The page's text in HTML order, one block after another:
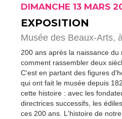
DIMANCHE 13 MARS
EXPOSITION
Musée des Beaux-Arts,
200 ans après la naissance du
comment rassembler deux
C'est en partant des figures
qui ont fait le musée depuis
cette histoire : avec les
directrices successifs, les
ces 200 ans. L'histoire de